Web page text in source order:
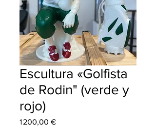
Escultura «Golfista
de Rodin" (verde y
rojo)
1 200,00 €Price